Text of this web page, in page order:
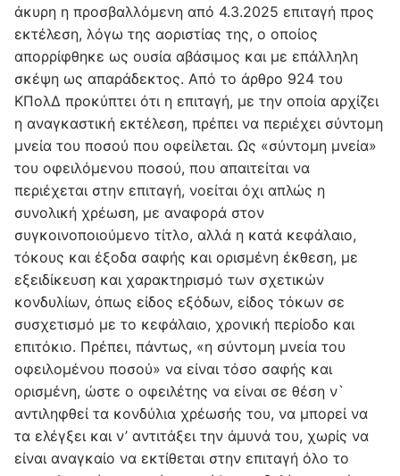
άκυρη η προσβαλλόμενη από 4.3.2025 επιταγή προς
εκτέλεση, λόγω της αοριστίας της, ο οποίος
απορρίφθηκε ως ουσία αβάσιμος και με επάλληλη
σκέψη ως απαράδεκτος. Από το άρθρο 924 του
KΠολΔ προκύπτει ότι η επιταγή, με την οποία αρχίζει
η αναγκαστική εκτέλεση, πρέπει να περιέχει σύντομη
μνεία του ποσού που οφείλεται. Ως «σύντομη μνεία»
του οφειλόμενου ποσού, που απαιτείται να
περιέχεται στην επιταγή, νοείται όχι απλώς η
συνολική χρέωση, με αναφορά στον
συγκοινοποιούμενο τίτλο, αλλά η κατά κεφάλαιο,
τόκους και έξοδα σαφής και ορισμένη έκθεση, με
εξειδίκευση και χαρακτηρισμό των σχετικών
κονδυλίων, όπως είδος εξόδων, είδος τόκων σε
συσχετισμό με το κεφάλαιο, χρονική περίοδο και
επιτόκιο. Πρέπει, πάντως, «η σύντομη μνεία του
οφειλομένου ποσού» να είναι τόσο σαφής και
ορισμένη, ώστε ο οφειλέτης να είναι σε θέση ν`
αντιληφθεί τα κονδύλια χρέωσής του, να μπορεί να
τα ελέγξει και ν’ αντιτάξει την άμυνά του, χωρίς να
είναι αναγκαίο να εκτίθεται στην επιταγή όλο το